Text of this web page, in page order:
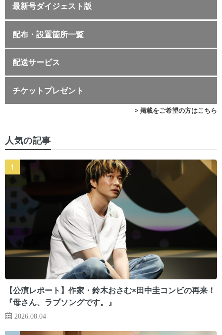
最新号ダイジェスト版
配布・設置箇所一覧
配送サービス
チケットプレゼント
> 掲載をご希望の方はこちら
人気の記事
【公演レポート】作家・鈴木おさむ×田中圭コンビの再来！
『母さん、ラブソングです。』
2026.08.04